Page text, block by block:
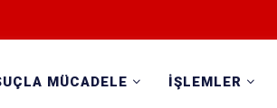
MÜCADELE İŞLEMLER